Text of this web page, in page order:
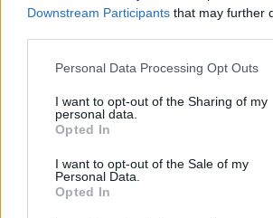
Downstream Participants that may further
Personal Data Processing Opt Outs
I want to opt-out of the Sharing of my
personal data.
Opted In
I want to opt-out of the Sale of my
Personal Data.
Opted In